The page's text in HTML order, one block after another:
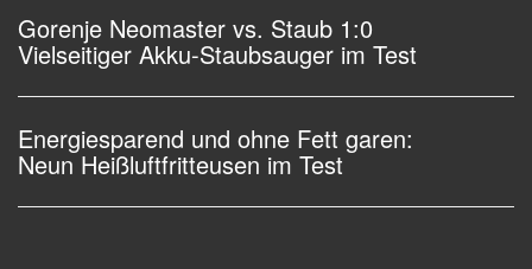
Gorenje Neomaster vs. Staub 1:0
Vielseitiger Akku-Staubsauger im Test
Energiesparend und ohne Fett garen:
Neun Heißluftfritteusen im Test